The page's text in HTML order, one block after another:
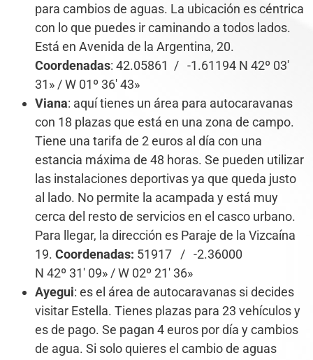
para cambios de aguas. La ubicación es céntrica
con lo que puedes ir caminando a todos lados.
Está en Avenida de la Argentina, 20.
Coordenadas: 42.05861 / -1.61194 N 42º 03′
31» / W 01º 36′ 43»
Viana: aquí tienes un área para autocaravanas
con 18 plazas que está en una zona de campo.
Tiene una tarifa de 2 euros al día con una
estancia máxima de 48 horas. Se pueden utilizar
las instalaciones deportivas ya que queda justo
al lado. No permite la acampada y está muy
cerca del resto de servicios en el casco urbano.
Para llegar, la dirección es Paraje de la Vizcaína
19. Coordenadas: 51917 / -2.36000
N 42º 31′ 09» / W 02º 21′ 36»
Ayegui: es el área de autocaravanas si decides
visitar Estella. Tienes plazas para 23 vehículos y
es de pago. Se pagan 4 euros por día y cambios
de agua. Si solo quieres el cambio de aguas